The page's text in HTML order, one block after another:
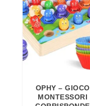
OPHY – GIOCO
MONTESSORI